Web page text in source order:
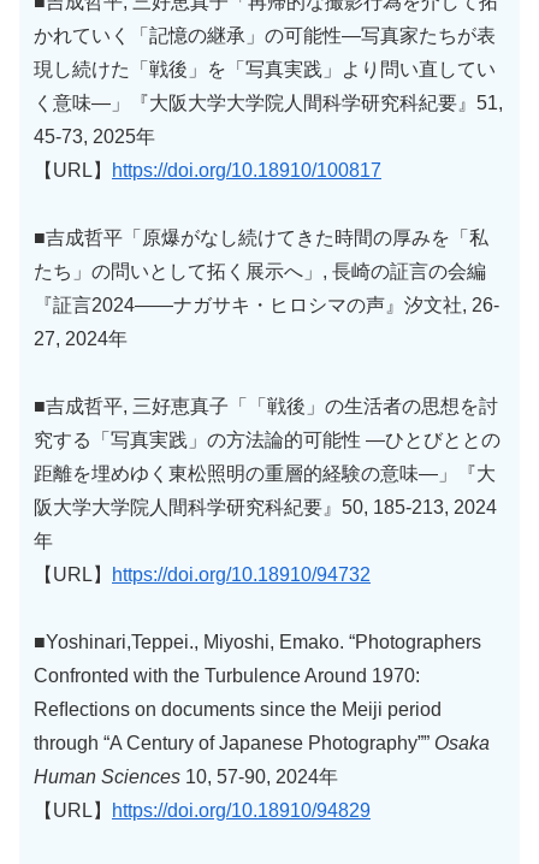
かれていく「記憶の継承」の可能性―写真家たちが表
現し続けた「戦後」を「写真実践」より問い直してい
く意味―」『大阪大学大学院人間科学研究科紀要』51,
45-73, 2025年
【URL】
https://doi.org/10.18910/100817
■吉成哲平「原爆がなし続けてきた時間の厚みを「私
たち」の問いとして拓く展示へ」, 長崎の証言の会編
『証言2024――ナガサキ・ヒロシマの声』汐文社, 26-
27, 2024年
■吉成哲平, 三好恵真子「「戦後」の生活者の思想を討
究する「写真実践」の方法論的可能性 ―ひとびととの
距離を埋めゆく東松照明の重層的経験の意味―」『大
阪大学大学院人間科学研究科紀要』50, 185-213, 2024
年
【URL】
https://doi.org/10.18910/94732
■Yoshinari,Teppei., Miyoshi, Emako. “Photographers
Confronted with the Turbulence Around 1970:
Reﬂections on documents since the Meiji period
through “A Century of Japanese Photography”” Osaka
Human Sciences 10, 57-90, 2024年
【URL】
https://doi.org/10.18910/94829